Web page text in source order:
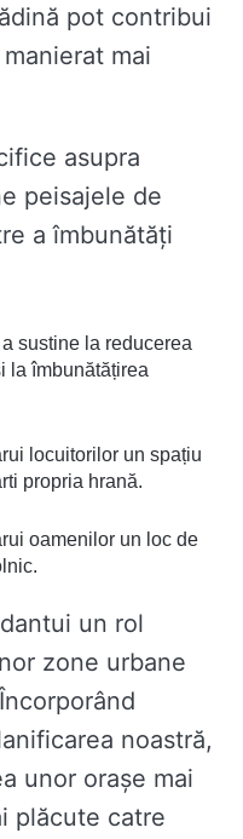
pot contribui
mai
asupra
peisajele de
a îmbunătăți
sustine la reducerea
la îmbunătățirea
locuitorilor un spațiu
propria hrană.
oamenilor un loc de
un rol
zone urbane
noastră,
unor orașe mai
plăcute catre